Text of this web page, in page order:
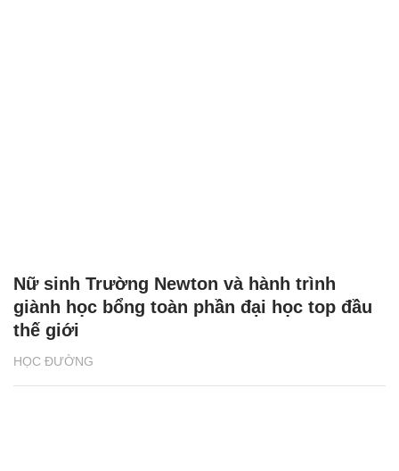
HỌC ĐƯỜNG
Nữ sinh Trường Newton và hành trình
giành học bổng toàn phần đại học top đầu
thế giới